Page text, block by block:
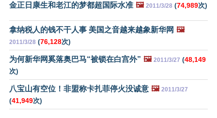
金正日康生和老江的梦都超国际水准 🖼️ 2011/3/28 (74,989次)
拿纳税人的钱不干人事 美国之音越来越象新华网 🖼️
2011/3/28 (76,128次)
为何新华网奚落奥巴马“被锁在白宫外” 🖼️ 2011/3/27 (48,149
次)
八宝山有空位！非盟称卡扎菲停火没诚意 🖼️ 2011/3/27
(41,949次)